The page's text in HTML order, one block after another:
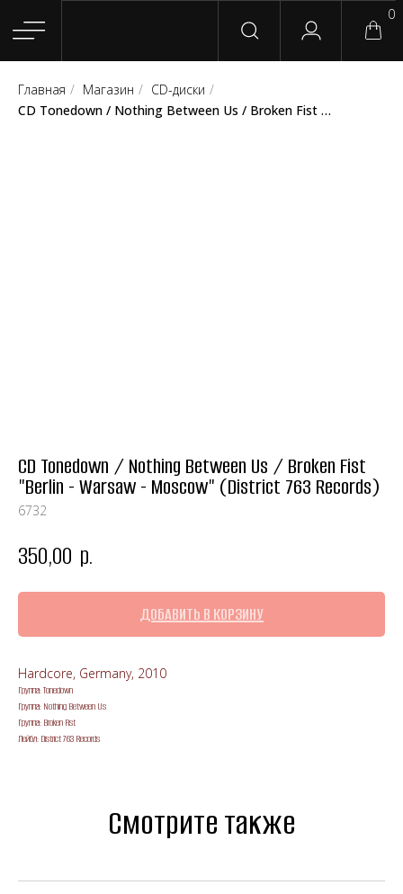
Главная Магазин Группы
Главная / Магазин / CD-диски /
CD Tonedown / Nothing Between Us / Broken Fist "Berlin - Warsaw - Moscow" (District 763 Records)
CD Tonedown / Nothing Between Us / Broken Fist
"Berlin - Warsaw - Moscow" (District 763 Records)
6732
350,00 р.
ДОБАВИТЬ В КОРЗИНУ
Hardcore, Germany, 2010
Группа: Tonedown
Группа: Nothing Between Us
Группа: Broken Fist
Лейбл: District 763 Records
Смотрите также
Панк-рок магазин